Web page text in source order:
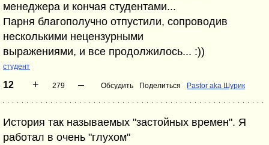
менеджера и кончая студентами...
Парня благополучно отпустили, сопроводив
несколькими нецензурными
выражениями, и все продолжилось... :))
студент
12 + 279 – Обсудить Поделиться Pastor aka Шурик
История так называемых "застойных времен". Я
работал в очень "глухом"